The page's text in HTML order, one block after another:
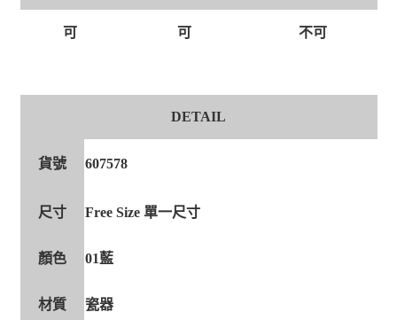
可 可 不可
DETAIL
貨號 607578
尺寸 Free Size 單一尺寸
顏色 01藍
材質 瓷器